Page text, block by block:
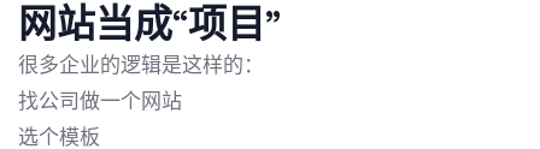
网站当成“项目”
很多企业的逻辑是这样的：
找公司做一个网站
选个模板